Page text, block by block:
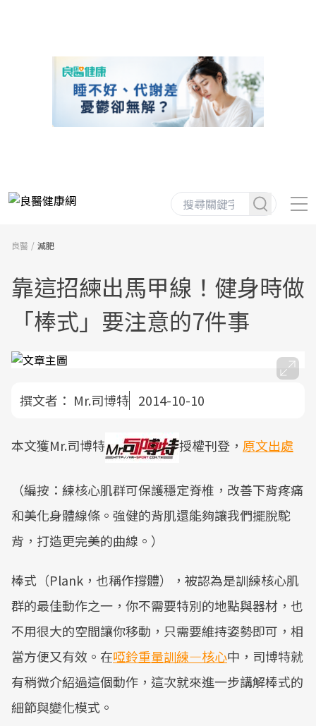
良醫 減肥
靠這招練出馬甲線！健身時做
「棒式」要注意的7件事
撰文者： Mr.司博特 2014-10-10
本文獲Mr.司博特 授權刊登， 原文出處
（編按：練核心肌群可保護穩定脊椎，改善下背疼痛
和美化身體線條。強健的背肌還能夠讓我們擺脫駝
背，打造更完美的曲線。）
棒式（Plank，也稱作撐體），被認為是訓練核心肌
群的最佳動作之一，你不需要特別的地點與器材，也
不用很大的空間讓你移動，只需要維持姿勢即可，相
當方便又有效。在啞鈴重量訓練—核心中，司博特就
有稍微介紹過這個動作，這次就來進一步講解棒式的
細節與變化模式。